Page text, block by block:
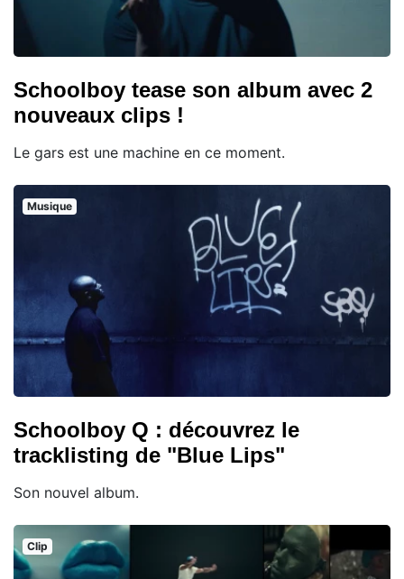
Schoolboy tease son album avec 2
nouveaux clips !
Le gars est une machine en ce moment.
Musique
Schoolboy Q : découvrez le
tracklisting de "Blue Lips"
Son nouvel album.
Clip